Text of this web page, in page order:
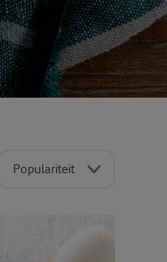
Populariteit